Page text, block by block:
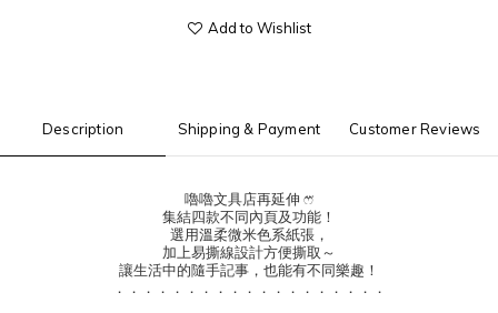
Add to Wishlist
Description Shipping & Payment Customer Reviews
嚕嚕文具店再延伸 ෆ⃛
集結四款不同內頁及功能！
選用溫柔微米色系紙張，
加上易撕線設計方便撕取～
讓生活中的隨手記事，也能有不同樂趣！
．．．．．．．．．．．．．．．．．．．